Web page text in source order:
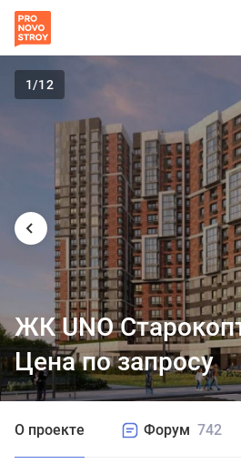
О проекте Форум 742
1/12
ЖК UNO
Цена по запросу